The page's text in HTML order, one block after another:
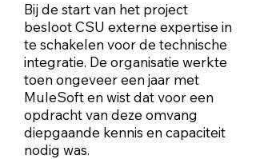
Bij de start van het project
besloot CSU externe expertise in
te schakelen voor de technische
integratie. De organisatie werkte
toen ongeveer een jaar met
MuleSoft en wist dat voor een
opdracht van deze omvang
diepgaande kennis en capaciteit
nodig was.